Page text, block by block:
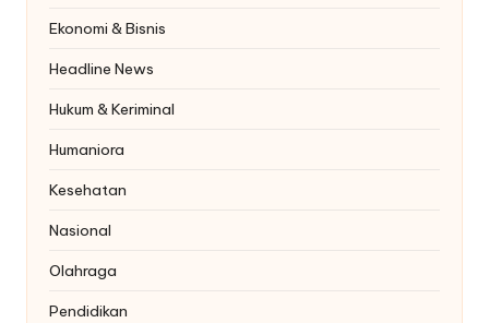
Ekonomi & Bisnis
Headline News
Hukum & Keriminal
Humaniora
Kesehatan
Nasional
Olahraga
Pendidikan